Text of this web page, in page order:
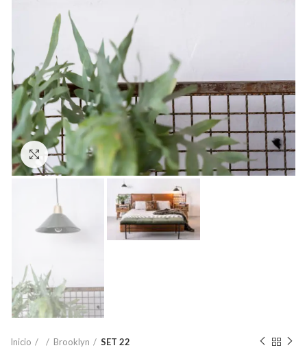
Click to enlarge
Inicio Brooklyn SET 22